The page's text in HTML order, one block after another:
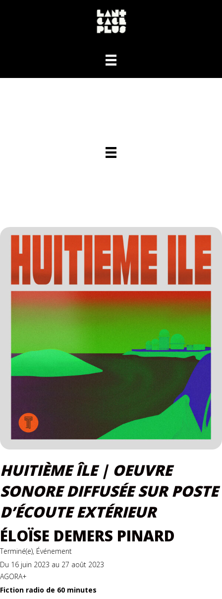
HUITIÈME ÎLE | OEUVRE
SONORE DIFFUSÉE SUR POSTE
D’ÉCOUTE EXTÉRIEUR
ÉLOÏSE DEMERS PINARD
Terminé(e), Événement
Du 16 juin 2023 au 27 août 2023
AGORA+
Fiction radio de 60 minutes